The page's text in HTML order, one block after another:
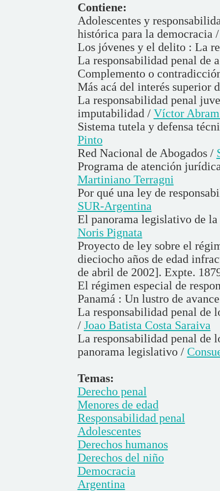
Contiene:
Adolescentes y
histórica para la democracia
Los jóvenes y el delito : La
La responsabilidad penal de
Complemento o
Más acá del interés superior
La responsabilidad penal
imputabilidad / Víctor
Sistema tutela y defensa
Pinto
Red Nacional de Abogados /
Programa de atención
Martiniano Terragni
Por qué una ley de
SUR-Argentina
El panorama legislativo de
Noris Pignata
Proyecto de ley sobre el
dieciocho años de edad
de abril de 2002]. Expte.
El régimen especial de
Panamá : Un lustro de
La responsabilidad penal de
/ Joao Batista Costa Saraiva
La responsabilidad penal de
panorama legislativo /
Temas:
Derecho penal
Menores de edad
Responsabilidad penal
Adolescentes
Derechos humanos
Derechos del niño
Democracia
Argentina